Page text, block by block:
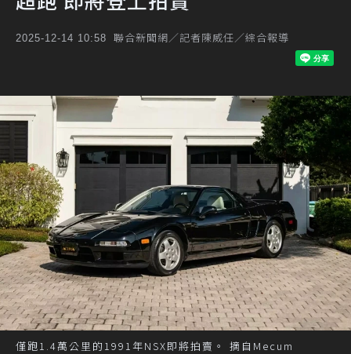
2025-12-14 10:58 聯合新聞網／記者陳威任／綜合報導
僅跑1.4萬公里的1991年NSX即將拍賣。 摘自Mecum